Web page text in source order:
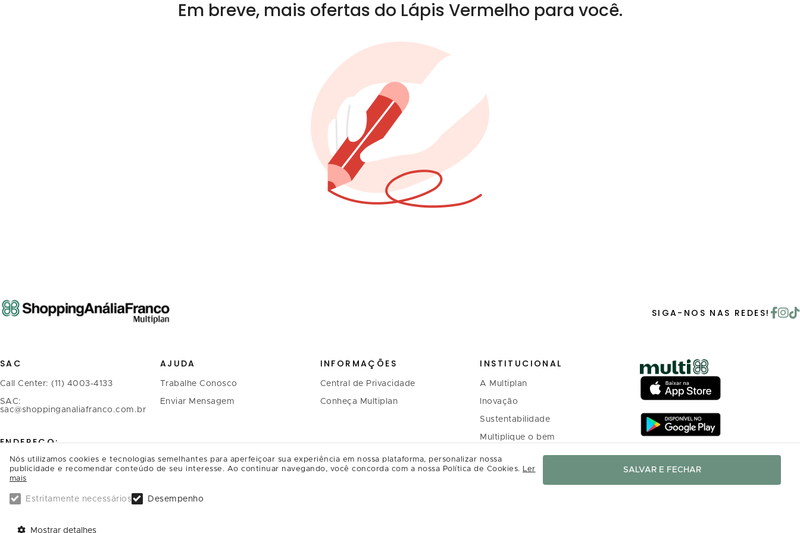
Em breve, mais ofertas do Lápis Vermelho para você.
SIGA-NOS NAS REDES!
SAC
Call Center: (11) 4003-4133
SAC:
sac@shoppinganaliafranco.com.br
ENDEREÇO:
Avenida Regente Feijó, 1.739 -
Tatuapé
CEP.: 03342-900, São Paulo/SP
SAIBA COMO CHEGAR
AJUDA
Trabalhe Conosco
Enviar Mensagem
INFORMAÇÕES
Central de Privacidade
Conheça Multiplan
INSTITUCIONAL
A Multiplan
Inovação
Sustentabilidade
Multiplique o bem
Relação com investidores
Nós utilizamos cookies e tecnologias semelhantes para aperfeiçoar sua experiência em nossa plataforma, personalizar nossa
publicidade e recomendar conteúdo de seu interesse. Ao continuar navegando, você concorda com a nossa Política de Cookies. Ler
mais
Estritamente necessários Desempenho
Mostrar detalhes
SALVAR E FECHAR